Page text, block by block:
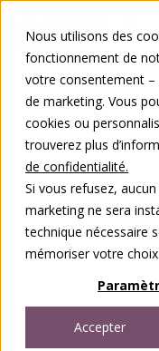
Nous utilisons des
fonctionnement de
votre consentement
de marketing. Vous
cookies ou
trouverez plus
de confidentialité.
Si vous refusez,
marketing ne sera
technique nécessaire
mémoriser votre choix.
Accepter
0848 00 77 88